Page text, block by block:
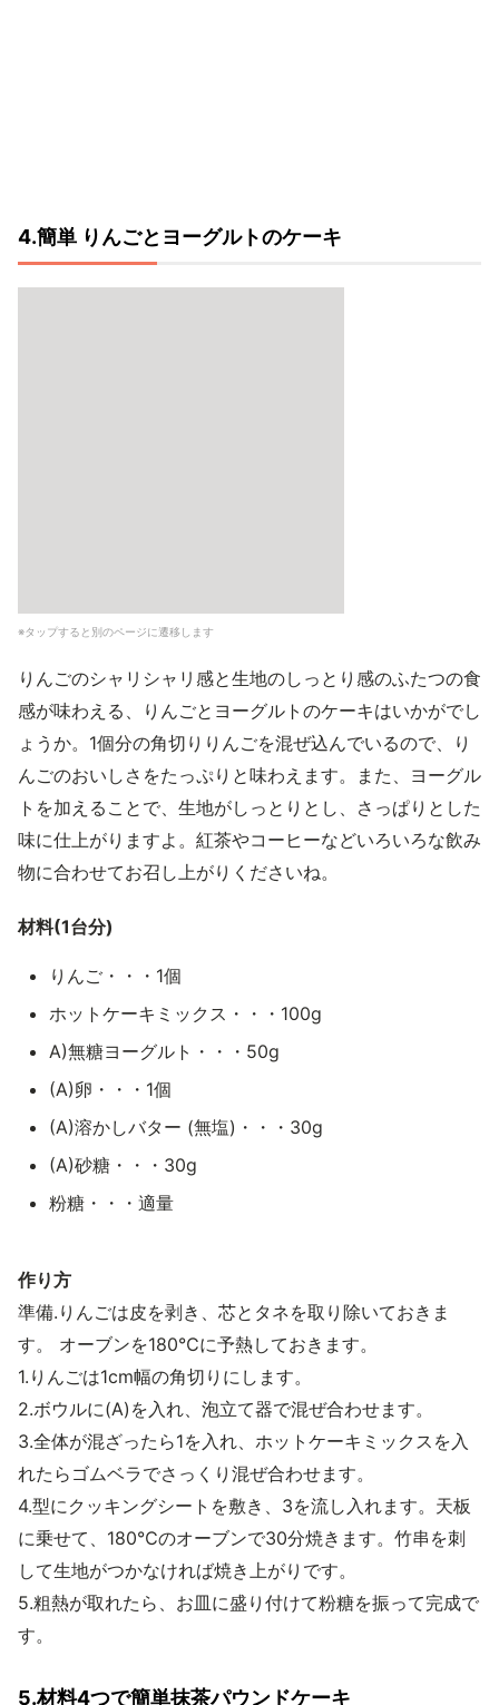
4.簡単 りんごとヨーグルトのケーキ
※タップすると別のページに遷移します
りんごのシャリシャリ感と生地のしっとり感のふたつの食
感が味わえる、りんごとヨーグルトのケーキはいかがでし
ょうか。1個分の角切りりんごを混ぜ込んでいるので、り
んごのおいしさをたっぷりと味わえます。また、ヨーグル
トを加えることで、生地がしっとりとし、さっぱりとした
味に仕上がりますよ。紅茶やコーヒーなどいろいろな飲み
物に合わせてお召し上がりくださいね。
材料(1台分)
りんご・・・1個
ホットケーキミックス・・・100g
A)無糖ヨーグルト・・・50g
(A)卵・・・1個
(A)溶かしバター (無塩)・・・30g
(A)砂糖・・・30g
粉糖・・・適量
作り方
準備.りんごは皮を剥き、芯とタネを取り除いておきま
す。 オーブンを180℃に予熱しておきます。
1.りんごは1cm幅の角切りにします。
2.ボウルに(A)を入れ、泡立て器で混ぜ合わせます。
3.全体が混ざったら1を入れ、ホットケーキミックスを入
れたらゴムベラでさっくり混ぜ合わせます。
4.型にクッキングシートを敷き、3を流し入れます。天板
に乗せて、180℃のオーブンで30分焼きます。竹串を刺
して生地がつかなければ焼き上がりです。
5.粗熱が取れたら、お皿に盛り付けて粉糖を振って完成で
す。
5.材料4つで簡単抹茶パウンドケーキ